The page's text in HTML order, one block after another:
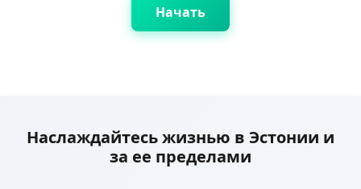
Начать
Наслаждайтесь жизнью в Эстонии и
за ее пределами